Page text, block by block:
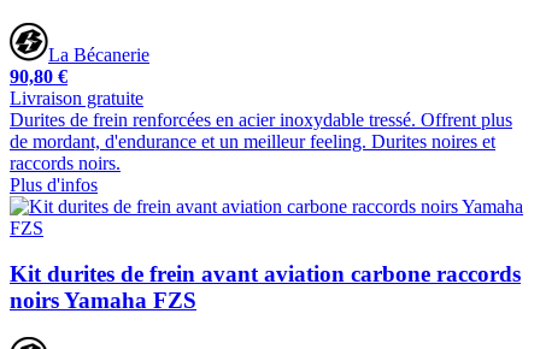
La Bécanerie
90,80 €
Livraison gratuite
Durites de frein renforcées en acier inoxydable tressé. Offrent plus
de mordant, d'endurance et un meilleur feeling. Durites noires et
raccords noirs.
Plus d'infos
Kit durites de frein avant aviation carbone raccords
noirs Yamaha FZS